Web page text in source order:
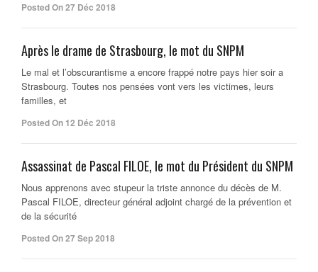
Posted On 27 Déc 2018
Après le drame de Strasbourg, le mot du SNPM
Le mal et l’obscurantisme a encore frappé notre pays hier soir a
Strasbourg. Toutes nos pensées vont vers les victimes, leurs
familles, et
Posted On 12 Déc 2018
Assassinat de Pascal FILOE, le mot du Président du SNPM
Nous apprenons avec stupeur la triste annonce du décès de M.
Pascal FILOE, directeur général adjoint chargé de la prévention et
de la sécurité
Posted On 27 Sep 2018